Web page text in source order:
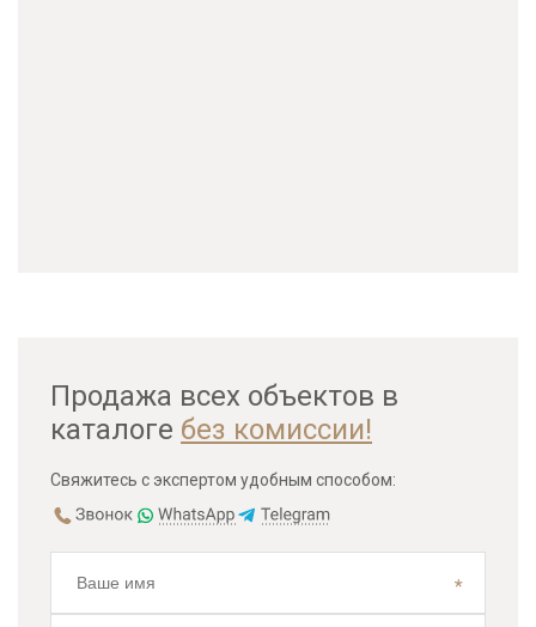
Продажа всех объектов в
каталоге без комиссии!
Свяжитесь с экспертом удобным способом: